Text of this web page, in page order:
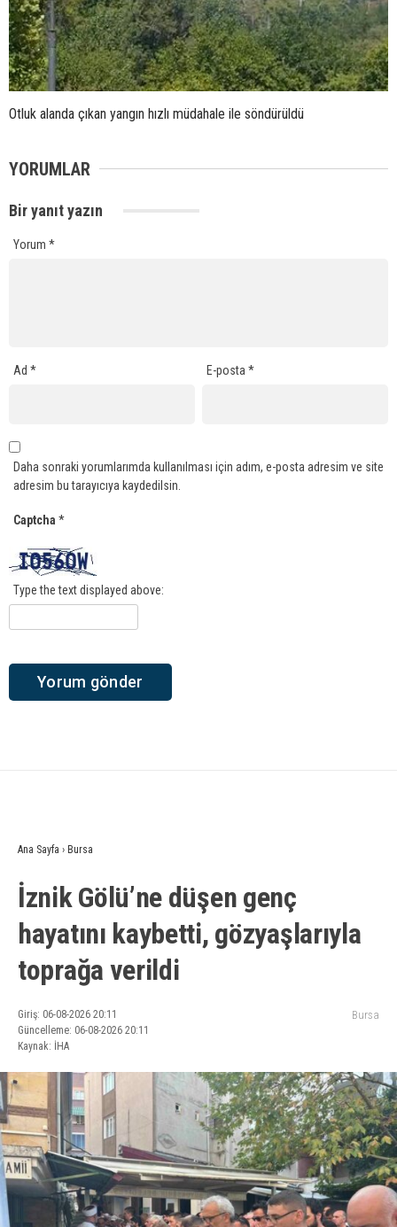
Otluk alanda çıkan yangın hızlı müdahale ile söndürüldü
YORUMLAR
Bir yanıt yazın
Yorum *
Ad * E-posta*
Daha sonraki yorumlarımda kullanılması için adım, e-posta adresim ve site
adresim bu tarayıcıya kaydedilsin.
Captcha *
Type the text displayed above:
Ana Sayfa › Bursa
İznik Gölü’ne düşen genç
hayatını kaybetti, gözyaşlarıyla
toprağa verildi
Giriş: 06-08-2026 20:11
Güncelleme: 06-08-2026 20:11
Kaynak: İHA
Bursa